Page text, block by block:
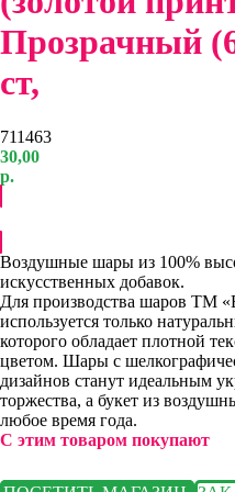
Прозрачный
ст,
711463
30,00
р.
Воздушные шары из 100%
искусственных добавок.
Для производства шаров ТМ
используется только
которого обладает плотной
цветом. Шары с
дизайнов станут идеальным
торжества, а букет из
любое время года.
С этим товаром покупают